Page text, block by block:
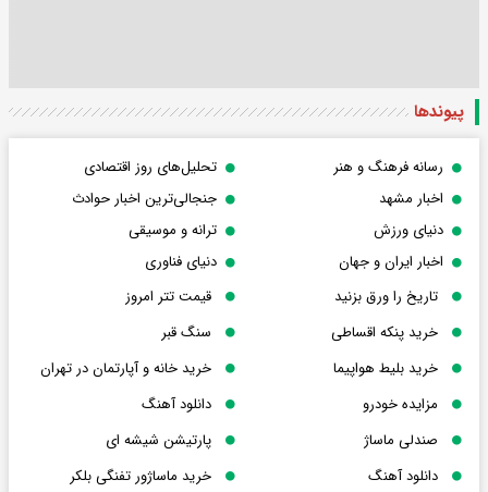
پیوندها
رسانه فرهنگ و هنر
تحلیل‌های روز اقتصادی
اخبار مشهد
جنجالی‌ترین اخبار حوادث
دنیای ورزش
ترانه و موسیقی
اخبار ایران و جهان
دنیای فناوری
تاریخ را ورق بزنید
قیمت تتر امروز
خرید پنکه اقساطی
سنگ قبر
خرید بلیط هواپیما
خرید خانه و آپارتمان در تهران
مزایده خودرو
دانلود آهنگ
صندلی ماساژ
پارتیشن شیشه ای
دانلود آهنگ
خرید ماساژور تفنگی بلکر